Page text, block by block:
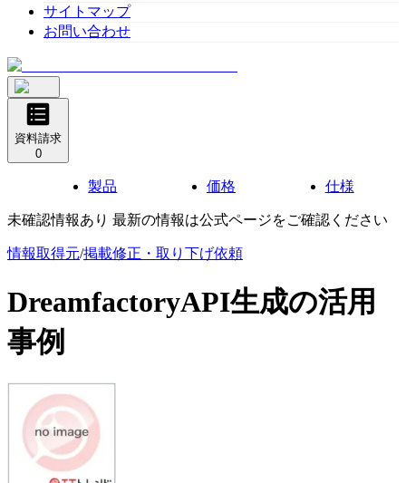
サイトマップ
お問い合わせ
資料請求
0
製品 価格 仕様
未確認情報あり 最新の情報は公式ページをご確認ください
情報取得元/掲載修正・取り下げ依頼
DreamfactoryAPI生成の活用
事例